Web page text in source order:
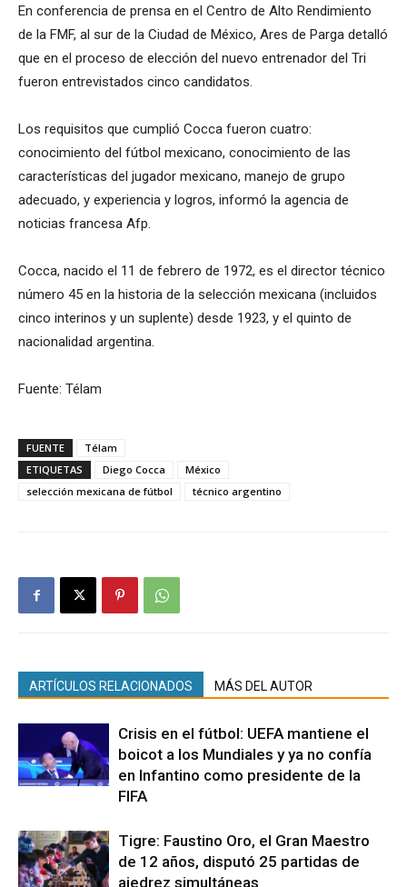
En conferencia de prensa en el Centro de Alto Rendimiento
de la FMF, al sur de la Ciudad de México, Ares de Parga detalló
que en el proceso de elección del nuevo entrenador del Tri
fueron entrevistados cinco candidatos.
Los requisitos que cumplió Cocca fueron cuatro:
conocimiento del fútbol mexicano, conocimiento de las
características del jugador mexicano, manejo de grupo
adecuado, y experiencia y logros, informó la agencia de
noticias francesa Afp.
Cocca, nacido el 11 de febrero de 1972, es el director técnico
número 45 en la historia de la selección mexicana (incluidos
cinco interinos y un suplente) desde 1923, y el quinto de
nacionalidad argentina.
Fuente: Télam
FUENTE
Télam
ETIQUETAS
Diego Cocca
México
selección mexicana de fútbol
técnico argentino
ARTÍCULOS RELACIONADOS MÁS DEL AUTOR
Crisis en el fútbol: UEFA mantiene el
boicot a los Mundiales y ya no confía
en Infantino como presidente de la
FIFA
Tigre: Faustino Oro, el Gran Maestro
de 12 años, disputó 25 partidas de
ajedrez simultáneas